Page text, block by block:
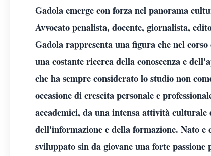
Gadola emerge con forza nel panorama
Avvocato penalista, docente, giornalista,
Gadola rappresenta una figura che nel
una costante ricerca della conoscenza e
che ha sempre considerato lo studio non
occasione di crescita personale e
accademici, da una intensa attività culturale
dell'informazione e della formazione. Nato
sviluppato sin da giovane una forte